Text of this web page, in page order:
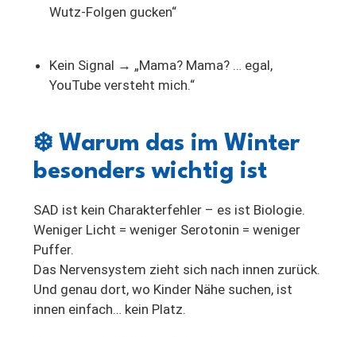
Wutz-Folgen gucken“
Kein Signal → „Mama? Mama? … egal,
YouTube versteht mich.“
❄️ Warum das im Winter
besonders wichtig ist
SAD ist kein Charakterfehler – es ist Biologie.
Weniger Licht = weniger Serotonin = weniger
Puffer.
Das Nervensystem zieht sich nach innen zurück.
Und genau dort, wo Kinder Nähe suchen, ist
innen einfach… kein Platz.